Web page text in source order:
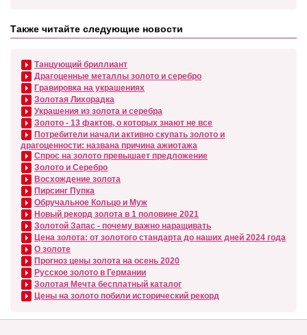
Также читайте следующие новости
Танцующий бриллиант
Драгоценные металлы золото и серебро
Гравировка на украшениях
Золотая Лихорадка
Украшения из золота и серебра
Золото - 13 фактов, о которых знают не все
Потребители начали активно скупать золото и
драгоценности: названа причина ажиотажа
Спрос на золото превышает предложение
Золото и Серебро
Восхождение золота
Пирсинг Пупка
Обручальное Кольцо и Муж
Новый рекорд золота в 1 половине 2021
Золотой Запас - почему важно наращивать
Цена золота: от золотого стандарта до наших дней 2024 года
О золоте
Прогноз цены золота на осень 2020
Русское золото в Германии
Золотая Мечта бесплатный каталог
Цены на золото побили исторический рекорд